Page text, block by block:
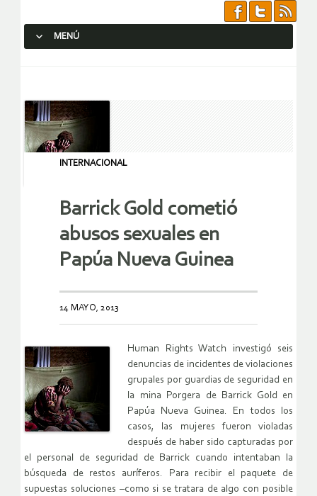
MENÚ
INTERNACIONAL
Barrick Gold cometió
abusos sexuales en
Papúa Nueva Guinea
14 MAYO, 2013
Human Rights Watch investigó seis
denuncias de incidentes de violaciones
grupales por guardias de seguridad en
la mina Porgera de Barrick Gold en
Papúa Nueva Guinea. En todos los
casos, las mujeres fueron violadas
después de haber sido capturadas por
el personal de seguridad de Barrick cuando intentaban la
búsqueda de restos auríferos. Para recibir el paquete de
supuestas soluciones –como si se tratara de algo con posible